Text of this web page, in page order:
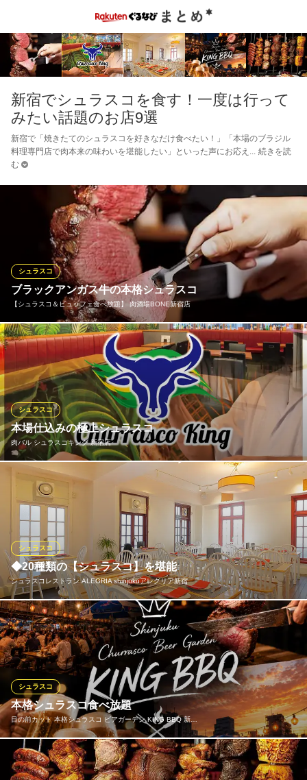
新宿でシュラスコを食す！一度は行って
みたい話題のお店9選
新宿で「焼きたてのシュラスコを好きなだけ食べたい！」「本場のブラジル
料理専門店で肉本来の味わいを堪能したい」といった声にお応え
続きを読
む
ブラックアンガス牛の本格シュラスコ
【シュラスコ＆ビュッフェ食べ放題】 肉酒場BONE新宿店
シュラスコ
アンガスビーフ使用！本格シュラスコ13種とサラダビュッフェ食
べ放題！
【シュラスコ＆ビュッフェ食べ放題】 肉酒場BONE新宿店
本格シュラスコ専門店
都営新宿線新宿三丁目駅 徒歩1分
東京都新宿区新宿3-8-9 平生ビルディング10F
本場仕込みの極上シュラスコ
肉バル シュラスコキング 新宿店
シュラスコ
本場ブラジルの伝統を受け継いだシュラスコを、目の前で豪快に
カットしてご提供。焼きたての肉の香ばしさとジューシーさが一
体となった贅沢な味わいを、五感で楽しめる演出とともにお楽し
みください。
肉バル シュラスコキング 新宿店
シュラスコ食べ放題
ＪＲ新宿駅東口 徒歩5分
東京都新宿区歌舞伎町1-22-6 3F
◆20種類の【シュラスコ】を堪能
シュラスコレストラン ALEGRIA shinjukuアレグリア新宿
シュラスコ
肉好き大集合！人気の【シュラスコ】を20種類ご用意いたしまし
た！牛肉、豚肉、鶏肉、チーズや野菜、パイナップルなど、お腹
いっぱいになるまで食べ放題でお楽しみください♪
シュラスコレストラン ALEGRIA shinjukuアレグリア新宿
シュラスコレストラン
ＪＲ新宿駅南口 徒歩7分
東京都渋谷区千駄ヶ谷5-30-10 MEPO2 2F
本格シュラスコ食べ放題
目の前カット 本格シュラスコ ビアガーデン KING BBQ 新…
シュラスコ
目の前で豪快にカットされる本格シュラスコを食べ放題で満喫。
牛イチボやジューシーなグリルチキン、ポークなどを炭火で香ば